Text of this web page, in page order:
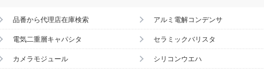
品番から代理店在庫検索 アルミ電解コンデンサ
電気二重層キャパシタ セラミックバリスタ
カメラモジュール シリコンウエハ